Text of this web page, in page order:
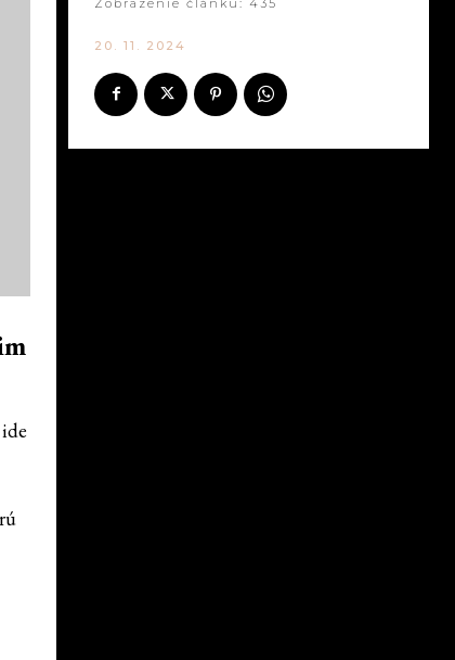
Zobrazenie článku: 435
20. 11. 2024